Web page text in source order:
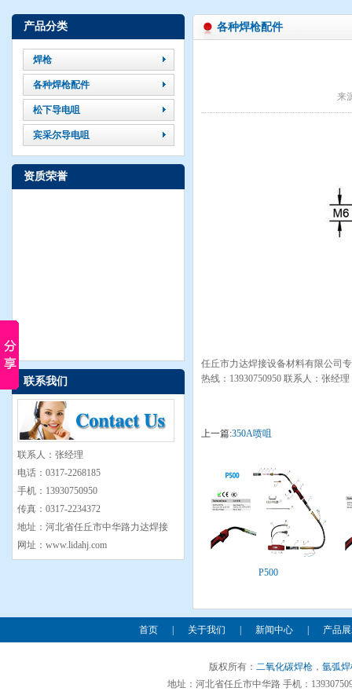
产品分类
焊枪
各种焊枪配件
松下导电咀
宾采尔导电咀
资质荣誉
联系我们
联系人：张经理
电话：0317-2268185
手机：13930750950
传真：0317-2234372
地址：河北省任丘市中华路力达焊接
网址：www.lidahj.com
各种焊枪配件
来
任丘市力达焊接设备材料有限公司
热线：13930750950 联系人：张经
上一篇:350A喷咀
P500
首页 关于我们 新闻中心 产品
版权所有： 二氧化碳焊枪 ， 氩弧
地址：河北省任丘市中华路 手机：